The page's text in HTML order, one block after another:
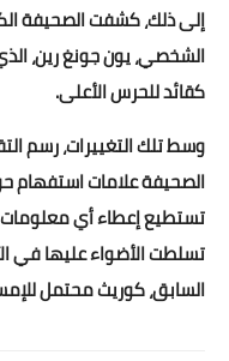
إلى ذلك، كشفت الصحيفة
كقائد للحرس الأعلى.
وسط تلك التغييرات، رسم
الصحيفة علامات استفهام
تستطيع إعطاء أي
تسلطت الأضواء عليها في
السابق، كوريث محتمل